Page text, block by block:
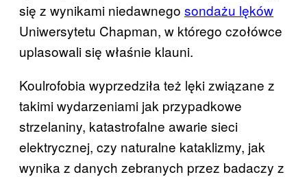
się z wynikami niedawnego sondażu lęków
Uniwersytetu Chapman, w którego czołówce
uplasowali się właśnie klauni.
Koulrofobia wyprzedziła też lęki związane z
takimi wydarzeniami jak przypadkowe
strzelaniny, katastrofalne awarie sieci
elektrycznej, czy naturalne kataklizmy, jak
wynika z danych zebranych przez badaczy z